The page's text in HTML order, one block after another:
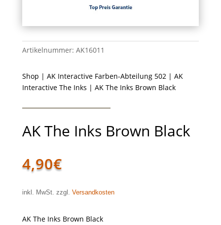
Artikelnummer: AK16011
Shop | AK Interactive Farben-Abteilung 502| AK
Interactive The Inks | AK The Inks Brown Black
AK The Inks Brown Black
4,90€
inkl. MwSt. zzgl. Versandkosten
AK The Inks Brown Black